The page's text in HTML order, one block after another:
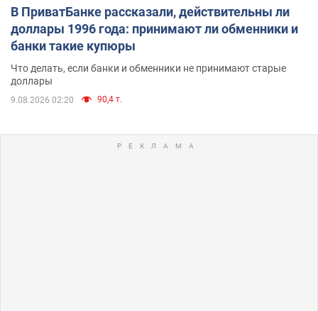
В ПриватБанке рассказали, действительны ли
доллары 1996 года: принимают ли обменники и
банки такие купюры
Что делать, если банки и обменники не принимают старые
доллары
9.08.2026 02:20 90,4 т.